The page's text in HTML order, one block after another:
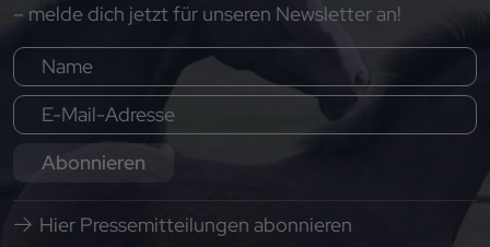
– melde dich jetzt für unseren Newsletter an!
Abonnieren
Hier Pressemitteilungen abonnieren